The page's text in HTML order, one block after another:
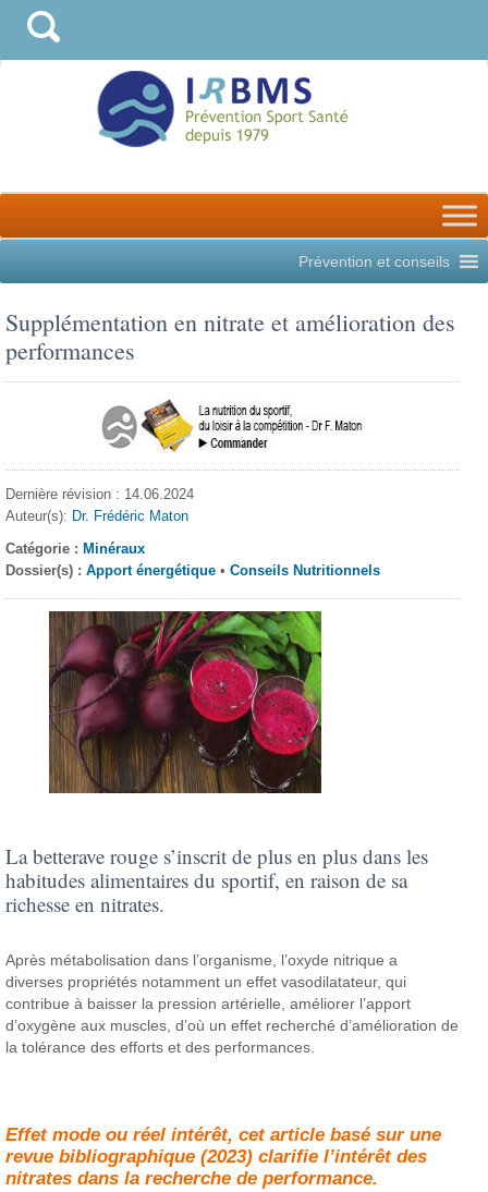
Prévention et conseils
Supplémentation en nitrate et amélioration des
performances
Dernière révision : 14.06.2024
Auteur(s): Dr. Frédéric Maton
Catégorie : Minéraux
Dossier(s) :Apport énergétique •Conseils Nutritionnels
La betterave rouge s’inscrit de plus en plus dans les
habitudes alimentaires du sportif, en raison de sa
richesse en nitrates.
Après métabolisation dans l’organisme, l’oxyde nitrique a
diverses propriétés notamment un effet vasodilatateur, qui
contribue à baisser la pression artérielle, améliorer l’apport
d’oxygène aux muscles, d’où un effet recherché d’amélioration de
la tolérance des efforts et des performances.
Effet mode ou réel intérêt, cet article basé sur une
revue bibliographique (2023) clarifie l’intérêt des
nitrates dans la recherche de performance.